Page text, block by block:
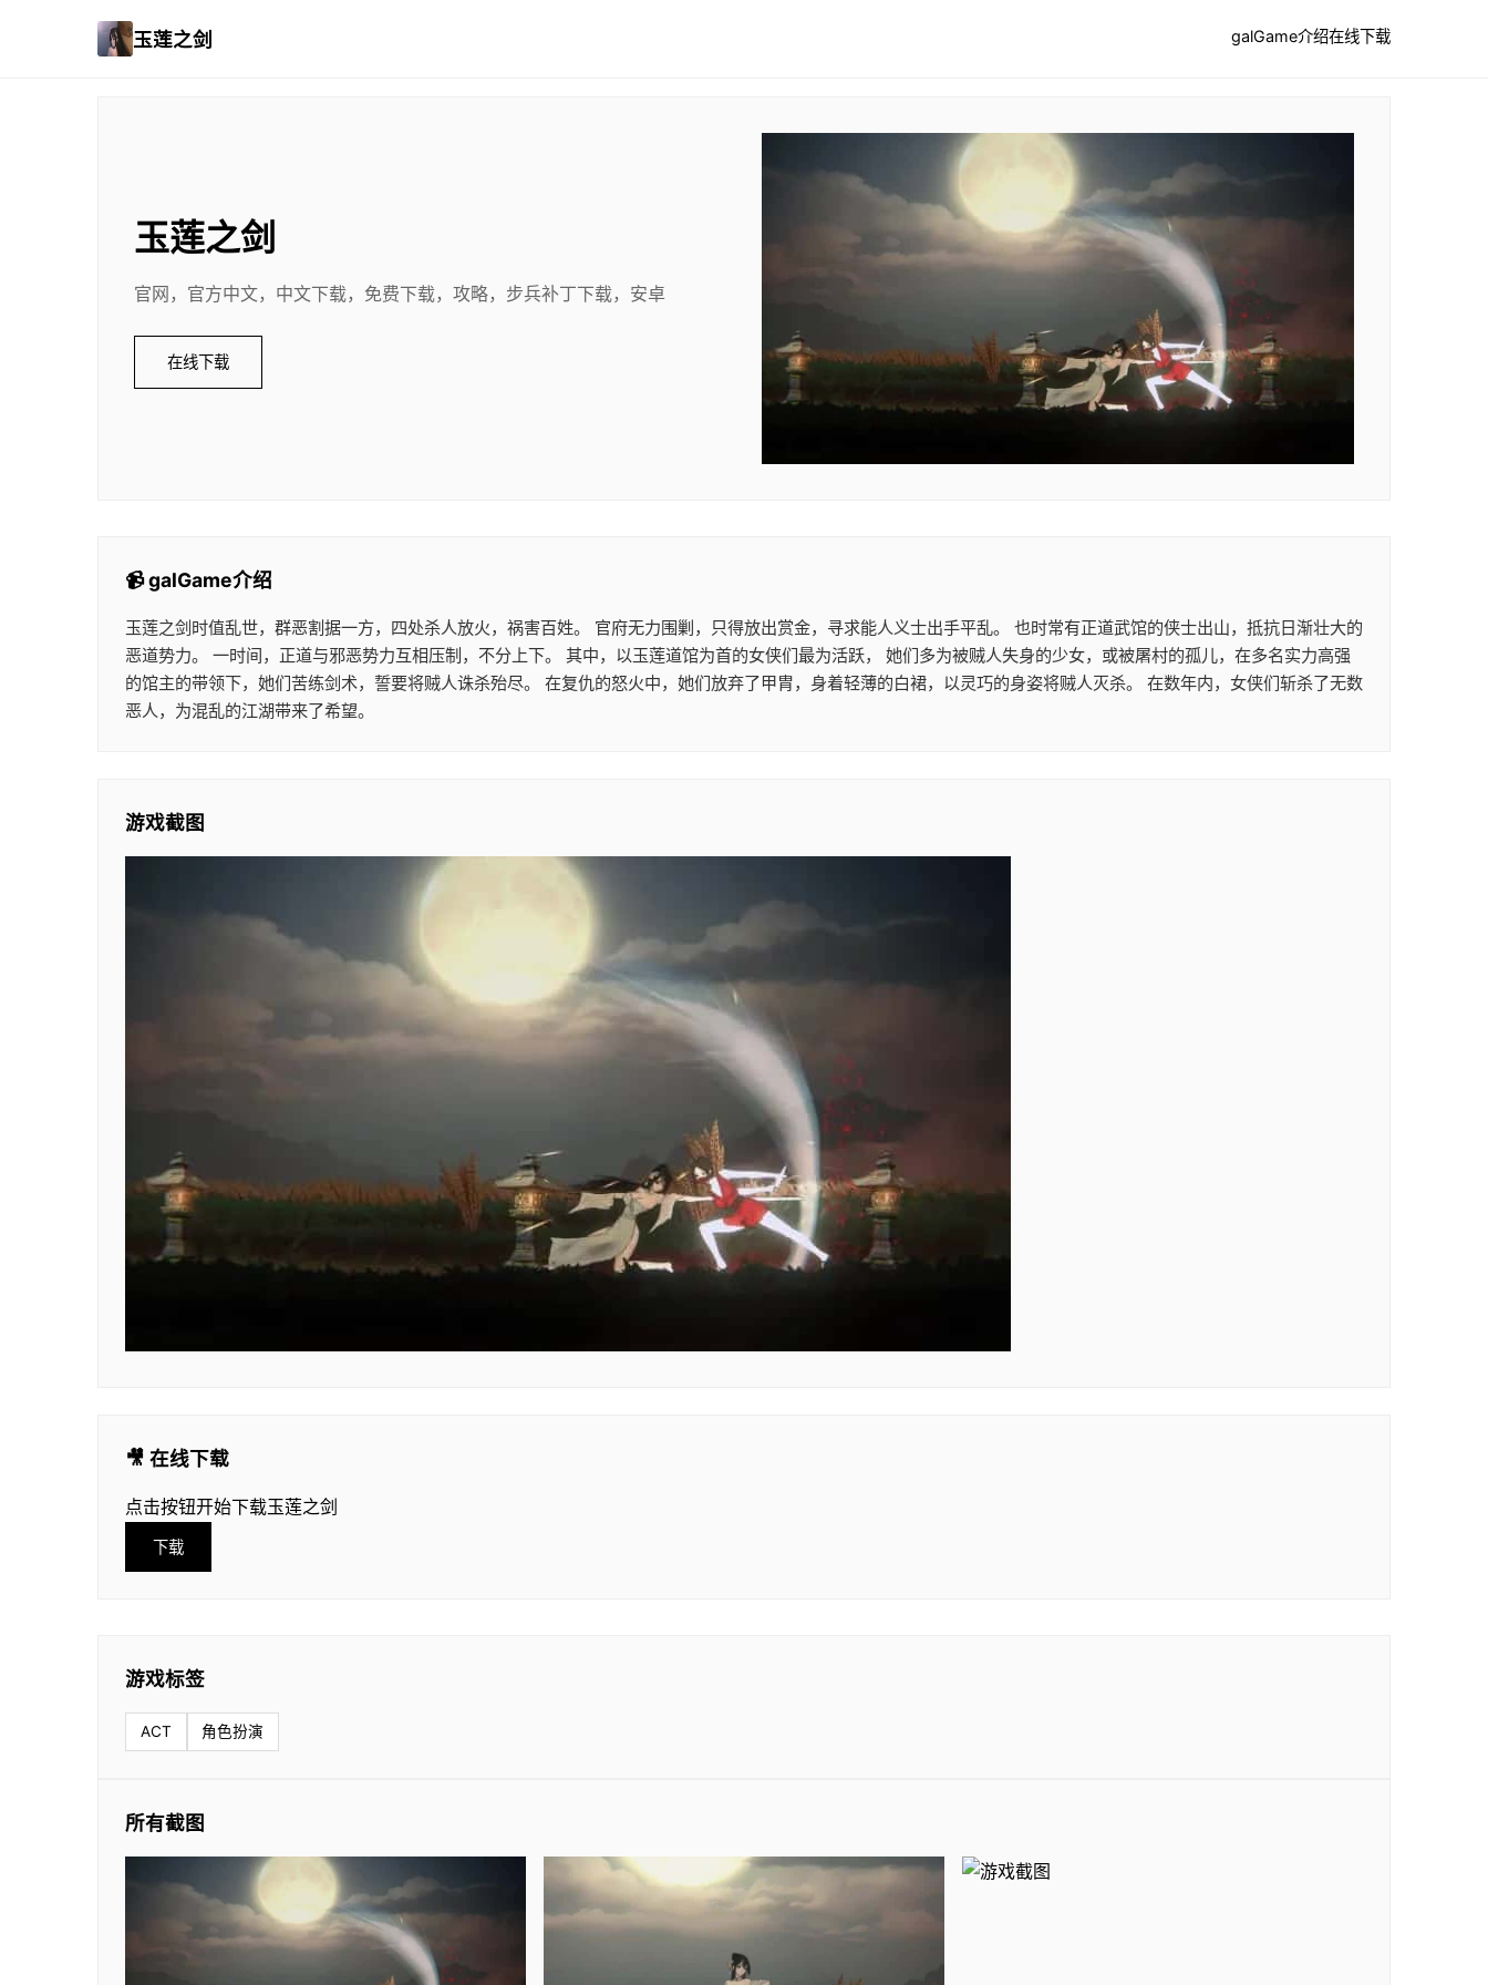
玉莲之剑 galGame介绍在线下载
玉莲之剑
官网，官方中文，中文下载，免费下载，攻略，步兵补丁下载，安卓
在线下载
📹 galGame介绍
玉莲之剑时值乱世，群恶割据一方，四处杀人放火，祸害百姓。 官府无力围剿，只得放出赏金，寻求能人义士出手平乱。 也时常有正道武馆的侠士出山，抵抗日渐壮大的
恶道势力。 一时间，正道与邪恶势力互相压制，不分上下。 其中，以玉莲道馆为首的女侠们最为活跃， 她们多为被贼人失身的少女，或被屠村的孤儿，在多名实力高强
的馆主的带领下，她们苦练剑术，誓要将贼人诛杀殆尽。 在复仇的怒火中，她们放弃了甲胄，身着轻薄的白裙，以灵巧的身姿将贼人灭杀。 在数年内，女侠们斩杀了无数
恶人，为混乱的江湖带来了希望。
游戏截图
🎥 在线下载
点击按钮开始下载玉莲之剑
下载
游戏标签
ACT 角色扮演
所有截图